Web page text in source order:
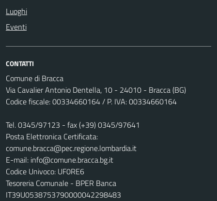
Luoghi
Eventi
CONTATTI
Comune di Bracca
Via Cavalier Antonio Dentella, 10 - 24010 - Bracca (BG)
Codice fiscale: 00334660164 / P. IVA: 00334660164
Tel. 0345/97123 - fax (+39) 0345/97641
Posta Elettronica Certificata:
comune.bracca@pec.regione.lombardia.it
E-mail: info@comune.bracca.bg.it
Codice Univoco: UF0RE6
Tesoreria Comunale - BPER Banca
IT39U0538753790000042298483